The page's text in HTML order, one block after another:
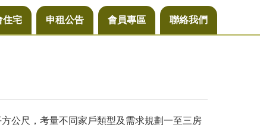
住宅 申租公告 會員專區 聯絡我們
公尺，考量不同家戶類型及需求規劃一至三房